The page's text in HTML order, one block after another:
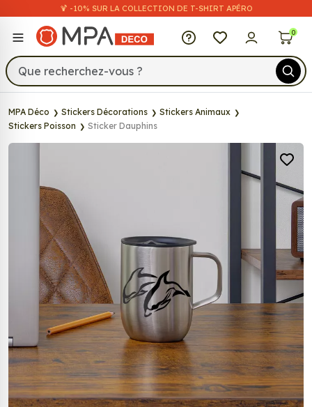
🍹 -10% SUR LA COLLECTION DE T-SHIRT APÉRO
MPA Déco 0
MPA Déco Stickers Décorations
Stickers Animaux
Stickers Poisson
Sticker Dauphins